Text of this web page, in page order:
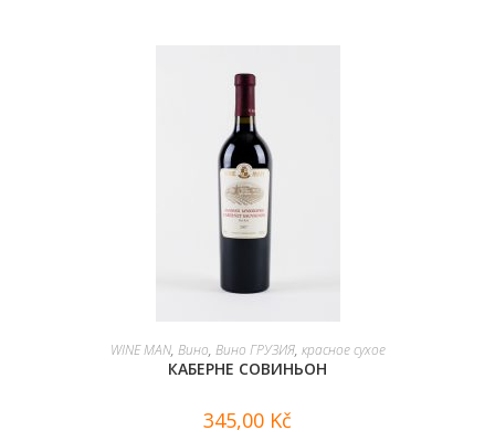
В КОРЗИНУ
WINE MAN, Вино, Вино ГРУЗИЯ, красное сухое
КАБЕРНЕ СОВИНЬОН
345,00 Kč